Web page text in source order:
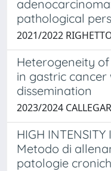
pathological
2021/2022
Heterogeneity
in gastric
dissemination
2023/2024
HIGH INTENSITY
Metodo di
patologie